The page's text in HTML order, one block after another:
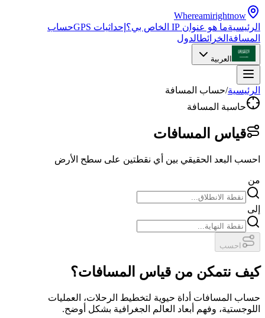
Whereamirightnow
الرئيسيةما هو عنوان IP الخاص بي؟ إحداثيات GPS
حساب
المسافة الخرائطالدول
العربية
الرئيسية/حساب المسافة
حاسبة المسافة
قياس المسافات
احسب البعد الحقيقي بين أي نقطتين على سطح الأرض
من
إلى
احسب
كيف نتمكن من قياس المسافات؟
حساب المسافات أداة حيوية لتخطيط الرحلات، العمليات
اللوجستية، وفهم أبعاد العالم الجغرافية بشكل أوضح.